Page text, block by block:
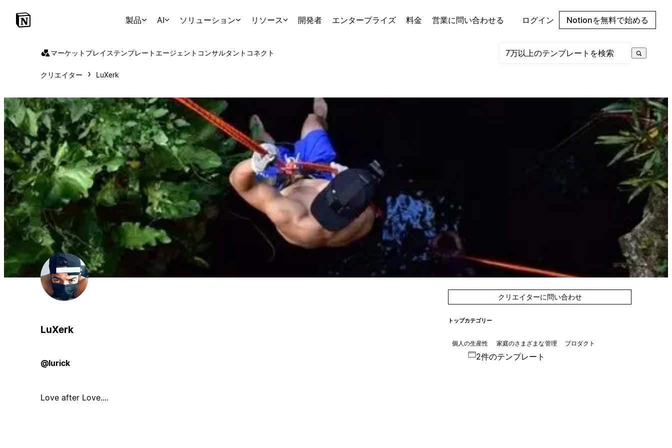
製品 AI ソリューション リソース 開発者 エンタープライズ 料金 営業に問い合わせる ログイン Notionを無料で始める
マーケットプレイステンプレート エージェント コンサルタント コネクト
クリエイター LuXerk
LuXerk
@lurick
Love after Love....
クリエイターに問い合わせ
トップカテゴリー
個人の生産性 家庭のさまざまな管理 プロダクト
2件のテンプレート